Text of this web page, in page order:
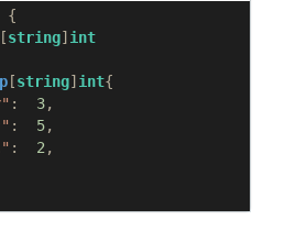
{
[string] int
[string] int{
: 3,
: 5,
: 2,